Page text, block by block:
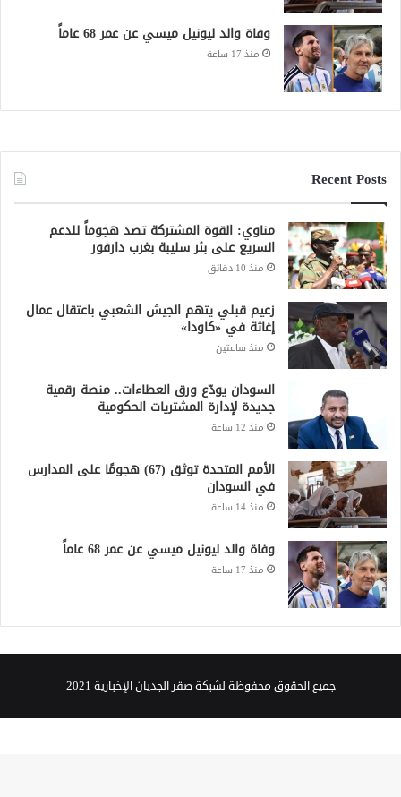
وفاة والد ليونيل ميسي عن عمر 68 عاماً
منذ 17 ساعة
Recent Posts
مناوي: القوة المشتركة تصد هجوماً للدعم
السريع على بئر سليبة بغرب دارفور
منذ 10 دقائق
زعيم قبلي يتهم الجيش الشعبي باعتقال عمال
إغاثة في «كاودا»
منذ ساعتين
السودان يودّع ورق العطاءات.. منصة رقمية
جديدة لإدارة المشتريات الحكومية
منذ 12 ساعة
الأمم المتحدة توثق (67) هجومًا على المدارس
في السودان
منذ 14 ساعة
وفاة والد ليونيل ميسي عن عمر 68 عاماً
منذ 17 ساعة
جميع الحقوق محفوظة لشبكة صقر الجديان الإخبارية 2021